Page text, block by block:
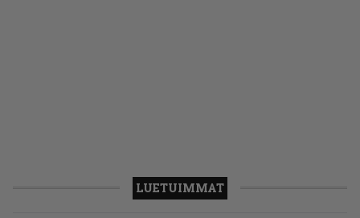
LUETUIMMAT